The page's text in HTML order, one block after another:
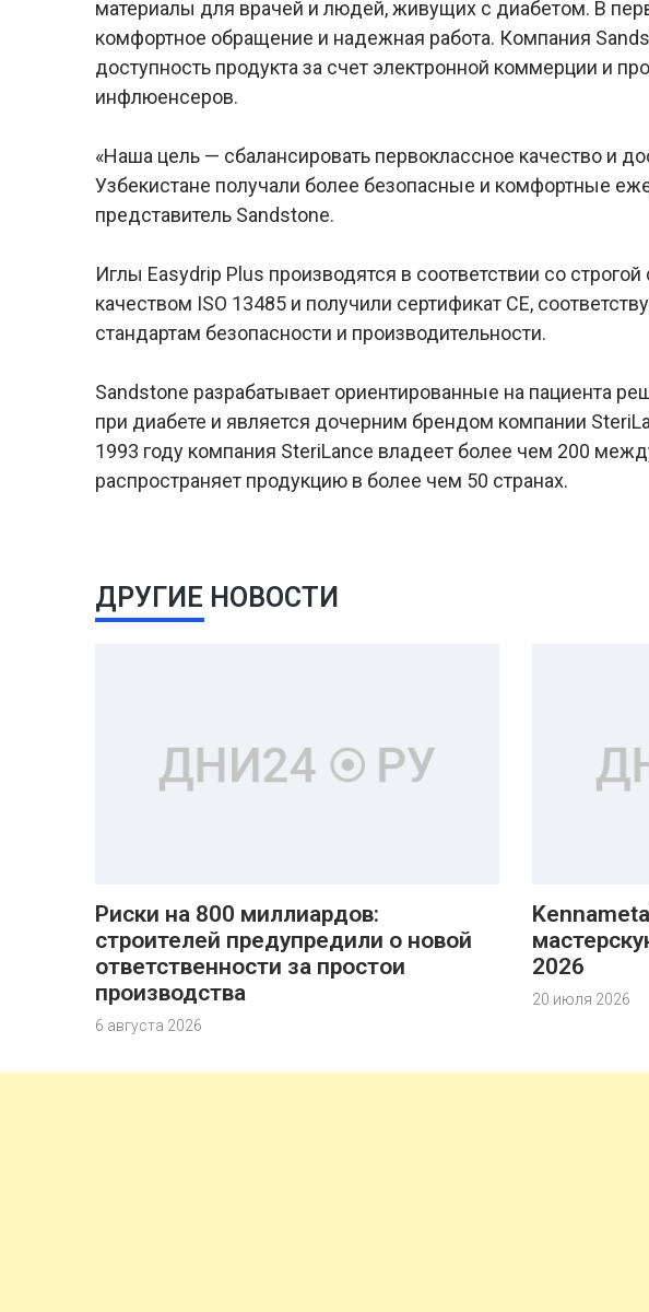
материалы для врачей и людей, живущих с диабетом. В
комфортное обращение и надежная работа. Компания
доступность продукта за счет электронной коммерции и
инфлюенсеров.
«Наша цель — сбалансировать первоклассное качество и
Узбекистане получали более безопасные и комфортные
представитель Sandstone.
Иглы Easydrip Plus производятся в соответствии со
качеством ISO 13485 и получили сертификат CE,
стандартам безопасности и производительности.
Sandstone разрабатывает ориентированные на пациента
при диабете и является дочерним брендом компании
1993 году компания SteriLance владеет более чем 200
распространяет продукцию в более чем 50 странах.
ДРУГИЕ НОВОСТИ
Риски на 800 миллиардов:
строителей предупредили о новой
ответственности за простои
производства
6 августа 2026
2026
20 июля 2026